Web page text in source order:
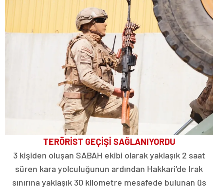
TERÖRİST GEÇİŞİ SAĞLANIYORDU
3 kişiden oluşan SABAH ekibi olarak yaklaşık 2 saat
süren kara yolculuğunun ardından Hakkari’de Irak
sınırına yaklaşık 30 kilometre mesafede bulunan üs